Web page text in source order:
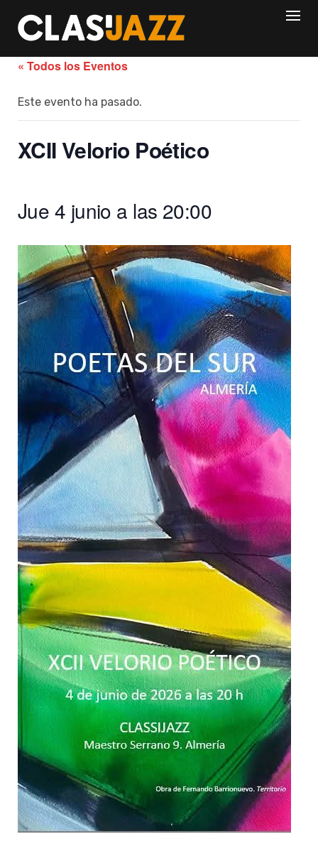
content
« Todos los Eventos
Este evento ha pasado.
XCII Velorio Poético
Jue 4 junio a las 20:00